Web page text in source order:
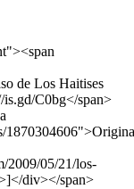
de Los Haitises
is.gd/C0bg</span>
2009/05/21/los-
div></span>